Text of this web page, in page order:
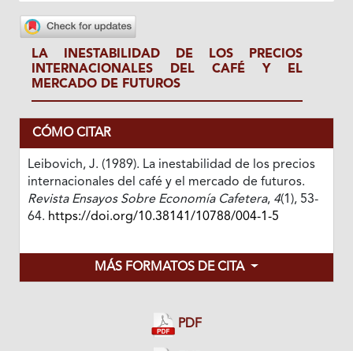
LA INESTABILIDAD DE LOS PRECIOS
INTERNACIONALES DEL CAFÉ Y EL
MERCADO DE FUTUROS
CÓMO CITAR
Leibovich, J. (1989). La inestabilidad de los precios
internacionales del café y el mercado de futuros.
Revista Ensayos Sobre Economía Cafetera, 4(1), 53-
64. https://doi.org/10.38141/10788/004-1-5
MÁS FORMATOS DE CITA
PDF